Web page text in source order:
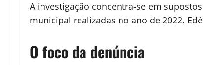
A investigação concentra-se em
municipal realizadas no ano de 2022.
O foco da denúncia